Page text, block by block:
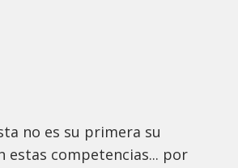
no es su primera su
estas competencias... por